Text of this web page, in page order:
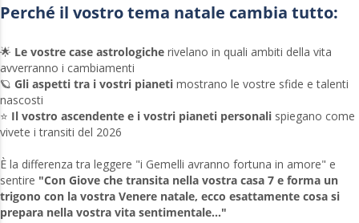
Perché il vostro tema natale cambia tutto:
🌟 Le vostre case astrologiche rivelano in quali ambiti della vita
avverranno i cambiamenti
🪐 Gli aspetti tra i vostri pianeti mostrano le vostre sfide e talenti
nascosti
⭐ Il vostro ascendente e i vostri pianeti personali spiegano come
vivete i transiti del 2026
È la differenza tra leggere "i Gemelli avranno fortuna in amore" e
sentire "Con Giove che transita nella vostra casa 7 e forma un
trigono con la vostra Venere natale, ecco esattamente cosa si
prepara nella vostra vita sentimentale..."